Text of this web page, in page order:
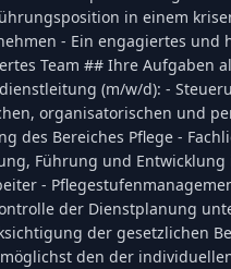
in einem
- Ein engagiertes und
Team ## Ihre Aufgaben
(m/w/d): -
organisatorischen und
des Bereiches Pflege -
Führung und
-
der Dienstplanung
der gesetzlichen
den der